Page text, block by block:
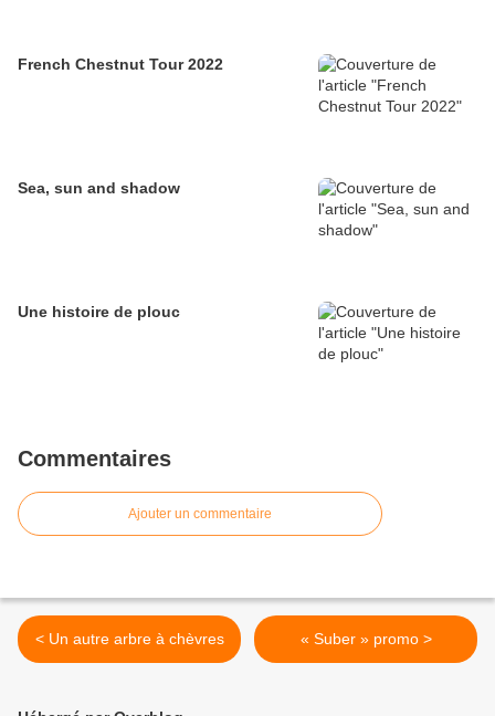
French Chestnut Tour 2022
Sea, sun and shadow
Une histoire de plouc
Commentaires
Ajouter un commentaire
< Un autre arbre à chèvres « Suber » promo >